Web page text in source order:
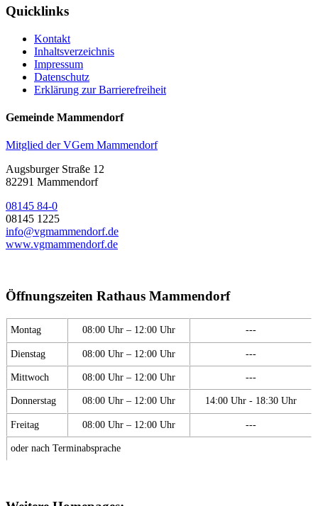
Quicklinks
Kontakt
Inhaltsverzeichnis
Impressum
Datenschutz
Erklärung zur Barrierefreiheit
Gemeinde Mammendorf
Mitglied der VGem Mammendorf
Augsburger Straße 12
82291 Mammendorf
08145 84-0
08145 1225
info@vgmammendorf.de
www.vgmammendorf.de
Öffnungszeiten Rathaus Mammendorf
Montag 08:00 Uhr – 12:00 Uhr ---
Dienstag 08:00 Uhr – 12:00 Uhr ---
Mittwoch 08:00 Uhr – 12:00 Uhr ---
Donnerstag 08:00 Uhr – 12:00 Uhr 14:00 Uhr - 18:30 Uhr
Freitag 08:00 Uhr – 12:00 Uhr ---
oder nach Terminabsprache